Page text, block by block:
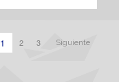
1 2 3 Siguiente